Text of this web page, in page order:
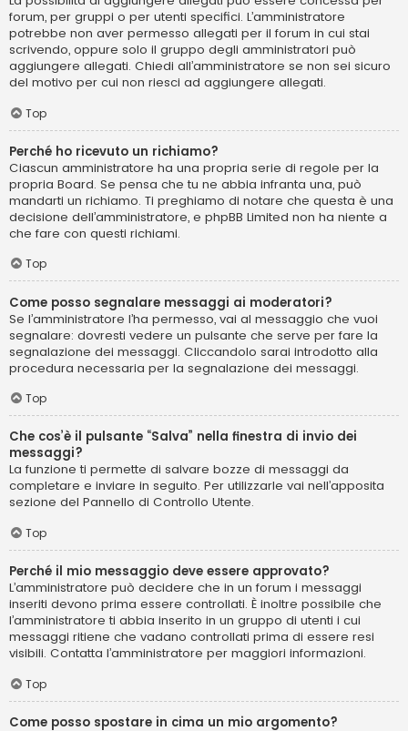
forum, per gruppi o per utenti specifici. L’amministratore
potrebbe non aver permesso allegati per il forum in cui stai
scrivendo, oppure solo il gruppo degli amministratori può
aggiungere allegati. Chiedi all’amministratore se non sei sicuro
del motivo per cui non riesci ad aggiungere allegati.
Top
Perché ho ricevuto un richiamo?
Ciascun amministratore ha una propria serie di regole per la
propria Board. Se pensa che tu ne abbia infranta una, può
mandarti un richiamo. Ti preghiamo di notare che questa è una
decisione dell’amministratore, e phpBB Limited non ha niente a
che fare con questi richiami.
Top
Come posso segnalare messaggi ai moderatori?
Se l’amministratore l’ha permesso, vai al messaggio che vuoi
segnalare: dovresti vedere un pulsante che serve per fare la
segnalazione dei messaggi. Cliccandolo sarai introdotto alla
procedura necessaria per la segnalazione dei messaggi.
Top
Che cos’è il pulsante “Salva” nella finestra di invio dei
messaggi?
La funzione ti permette di salvare bozze di messaggi da
completare e inviare in seguito. Per utilizzarle vai nell’apposita
sezione del Pannello di Controllo Utente.
Top
Perché il mio messaggio deve essere approvato?
L’amministratore può decidere che in un forum i messaggi
inseriti devono prima essere controllati. È inoltre possibile che
l’amministratore ti abbia inserito in un gruppo di utenti i cui
messaggi ritiene che vadano controllati prima di essere resi
visibili. Contatta l’amministratore per maggiori informazioni.
Top
Come posso spostare in cima un mio argomento?